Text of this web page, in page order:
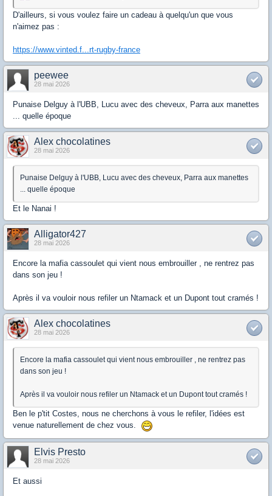
D'ailleurs, si vous voulez faire un cadeau à quelqu'un que vous
n'aimez pas :
https://www.vinted.f...rt-rugby-france
peewee
28 mai 2026
Punaise Delguy à l'UBB, Lucu avec des cheveux, Parra aux manettes
... quelle époque
Alex chocolatines
28 mai 2026
Punaise Delguy à l'UBB, Lucu avec des cheveux, Parra aux manettes
... quelle époque
Et le Nanai !
Alligator427
28 mai 2026
Encore la mafia cassoulet qui vient nous embrouiller , ne rentrez pas
dans son jeu !
Après il va vouloir nous refiler un Ntamack et un Dupont tout cramés !
Alex chocolatines
28 mai 2026
Encore la mafia cassoulet qui vient nous embrouiller , ne rentrez pas
dans son jeu !
Après il va vouloir nous refiler un Ntamack et un Dupont tout cramés !
Ben le p'tit Costes, nous ne cherchons à vous le refiler, l'idées est
venue naturellement de chez vous.
Elvis Presto
28 mai 2026
Et aussi